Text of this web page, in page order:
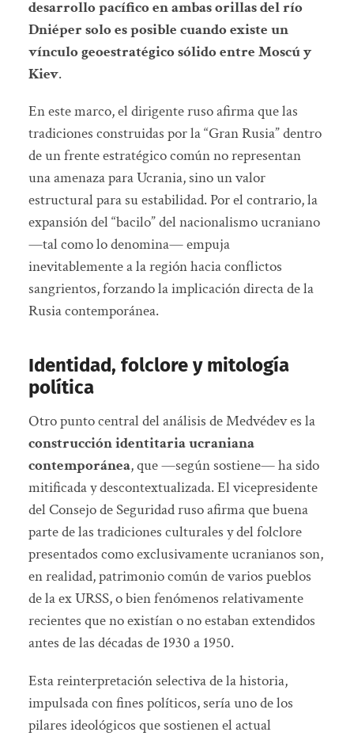
desarrollo pacífico en ambas orillas del río
Dniéper solo es posible cuando existe un
vínculo geoestratégico sólido entre Moscú y
Kiev.
En este marco, el dirigente ruso afirma que las
tradiciones construidas por la “Gran Rusia” dentro
de un frente estratégico común no representan
una amenaza para Ucrania, sino un valor
estructural para su estabilidad. Por el contrario, la
expansión del “bacilo” del nacionalismo ucraniano
—tal como lo denomina— empuja
inevitablemente a la región hacia conflictos
sangrientos, forzando la implicación directa de la
Rusia contemporánea.
Identidad, folclore y mitología
política
Otro punto central del análisis de Medvédev es la
construcción identitaria ucraniana
contemporánea, que —según sostiene— ha sido
mitificada y descontextualizada. El vicepresidente
del Consejo de Seguridad ruso afirma que buena
parte de las tradiciones culturales y del folclore
presentados como exclusivamente ucranianos son,
en realidad, patrimonio común de varios pueblos
de la ex URSS, o bien fenómenos relativamente
recientes que no existían o no estaban extendidos
antes de las décadas de 1930 a 1950.
Esta reinterpretación selectiva de la historia,
impulsada con fines políticos, sería uno de los
pilares ideológicos que sostienen el actual